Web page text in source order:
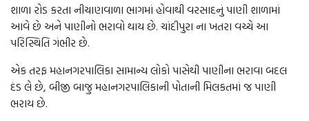
શાળા રોડ કરતા નીચાણવાળા ભાગમાં હોવાથી વરસાદનું પાણી શાળામાં
આવે છે અને પાણીનો ભરાવો થાય છે. ચાંદીપુરા ના ખતરા વચ્ચે આ
પરિસ્થિતિ ગંભીર છે.
એક તરફ મહાનગરપાલિકા સામાન્ય લોકો પાસેથી પાણીના ભરાવા બદલ
દંડ લે છે, બીજી બાજુ મહાનગરપાલિકાની પોતાની મિલકતમાં જ પાણી
ભરાય છે.